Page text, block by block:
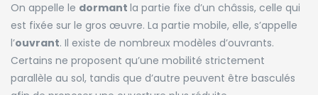
On appelle le dormant la partie fixe d’un châssis, celle qui
est fixée sur le gros œuvre. La partie mobile, elle, s’appelle
l’ouvrant. Il existe de nombreux modèles d’ouvrants.
Certains ne proposent qu’une mobilité strictement
parallèle au sol, tandis que d’autre peuvent être basculés